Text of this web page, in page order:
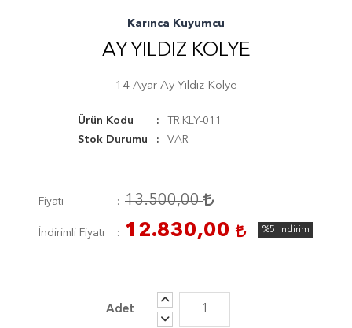
Karınca Kuyumcu
AY YILDIZ KOLYE
14 Ayar Ay Yıldız Kolye
Ürün Kodu
TR.KLY-011
Stok Durumu
VAR
Fiyatı 13.500,00
İndirimli Fiyatı 12.830,00 %5 İndirim